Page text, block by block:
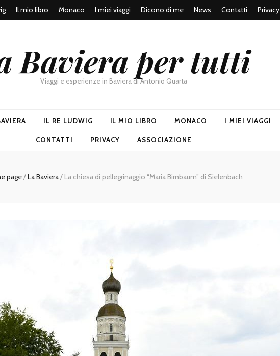
Il mio libro Monaco I miei viaggi Dicono di me News Contatti Privacy
Baviera per tutti
Viaggi e esperienze in Baviera di Antonio Quarta
IL RE LUDWIG IL MIO LIBRO MONACO I MIEI VIAGGI
CONTATTI PRIVACY ASSOCIAZIONE
page/La Baviera/ La chiesa di pellegrinaggio “Maria Birnbaum” di Sielenbach